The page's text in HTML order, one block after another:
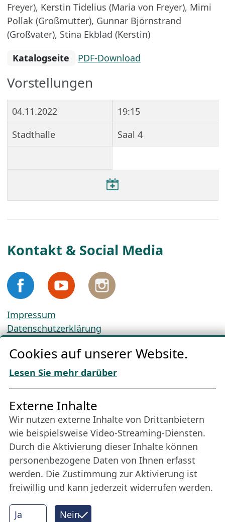
Freyer), Kerstin Tidelius (Maria von Freyer), Mimi
Pollak (Großmutter), Gunnar Björnstrand
(Großvater), Stina Ekblad (Kerstin)
Katalogseite
PDF-Download
Vorstellungen
04.11.2022
19:15
Stadthalle
Saal 4
Kontakt & Social Media
Impressum
Datenschutzerklärung
AGBs
Download „Nordic Tango“
Freundes­kreis
Bleiben Sie uns das ganze Jahr über verbunden:
Werden Sie Freund der Nordischen Filmtage
Lübeck.
Mehr erfahren
Cookies auf unserer Website.
Lesen Sie mehr darüber
Ja Nein
Externe Inhalte
Wir nutzen externe Inhalte von Drittanbietern
wie beispielsweise Video-Streaming-Diensten.
Durch die Aktivierung dieser Inhalte können
personenbezogene Daten von Ihnen erfasst
werden. Die Zustimmung zur Aktivierung ist
freiwillig und kann jederzeit widerrufen werden.